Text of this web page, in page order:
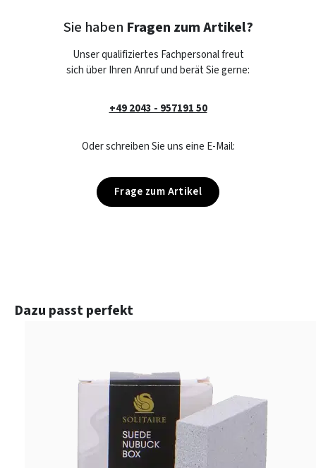
Sie haben Fragen zum Artikel?
Unser qualifiziertes Fachpersonal freut
sich über Ihren Anruf und berät Sie gerne:
+49 2043 - 957191 50
Oder schreiben Sie uns eine E-Mail:
Frage zum Artikel
Produktgalerie überspringen
Dazu passt perfekt